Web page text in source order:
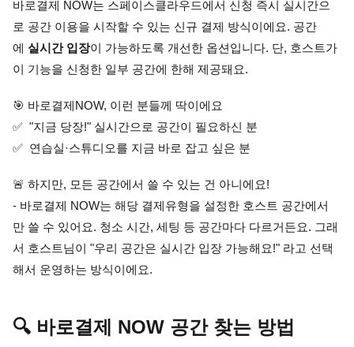
바로결제 NOW는 스페이스클라우드에서 신청 즉시 실시간으
로 공간 이용을 시작할 수 있는 신규 결제 방식이에요. 공간
에 실시간 입장이 가능하도록 개선한 옵션입니다. 단, 호스트가
이 기능을 신청한 일부 공간에 한해 제공돼요.
🎯 바로결제NOW, 이런 분들께 딱이에요
✅  "지금 당장!" 실시간으로 공간이 필요하신 분
✅  연습실·스튜디오를 지금 바로 잡고 싶은 분
🚨 하지만, 모든 공간에서 쓸 수 있는 건 아니에요!
- 바로결제 NOW는 해당 결제유형을 설정한 호스트 공간에서
만 쓸 수 있어요. 청소 시간, 세팅 등 공간마다 다르거든요. 그래
서 호스트님이 "우리 공간은 실시간 입장 가능해요!" 라고 선택
해서 운영하는 방식이에요.
🔍 바로결제 NOW 공간 찾는 방법